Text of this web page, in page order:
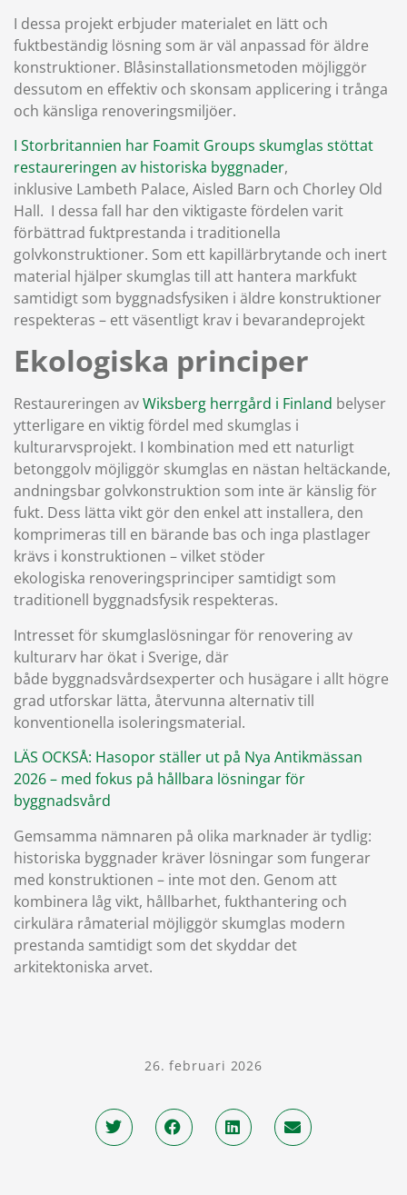
I dessa projekt erbjuder materialet en lätt och
fuktbeständig lösning som är väl anpassad för äldre
konstruktioner. Blåsinstallationsmetoden möjliggör
dessutom en effektiv och skonsam applicering i trånga
och känsliga renoveringsmiljöer.
I Storbritannien har Foamit Groups skumglas stöttat
restaureringen av historiska byggnader,
inklusive Lambeth Palace, Aisled Barn och Chorley Old
Hall. I dessa fall har den viktigaste fördelen varit
förbättrad fuktprestanda i traditionella
golvkonstruktioner. Som ett kapillärbrytande och inert
material hjälper skumglas till att hantera markfukt
samtidigt som byggnadsfysiken i äldre konstruktioner
respekteras – ett väsentligt krav i bevarandeprojekt
Ekologiska principer
Restaureringen avWiksberg herrgård i Finland belyser
ytterligare en viktig fördel med skumglas i
kulturarvsprojekt. I kombination med ett naturligt
betonggolv möjliggör skumglas en nästan heltäckande,
andningsbar golvkonstruktion som inte är känslig för
fukt. Dess lätta vikt gör den enkel att installera, den
komprimeras till en bärande bas och inga plastlager
krävs i konstruktionen – vilket stöder
ekologiska renoveringsprinciper samtidigt som
traditionell byggnadsfysik respekteras.
Intresset för skumglaslösningar för renovering av
kulturarv har ökat i Sverige, där
både byggnadsvårdsexperter och husägare i allt högre
grad utforskar lätta, återvunna alternativ till
konventionella isoleringsmaterial.
LÄS OCKSÅ: Hasopor ställer ut på Nya Antikmässan
2026 – med fokus på hållbara lösningar för
byggnadsvård
Gemsamma nämnaren på olika marknader är tydlig:
historiska byggnader kräver lösningar som fungerar
med konstruktionen – inte mot den. Genom att
kombinera låg vikt, hållbarhet, fukthantering och
cirkulära råmaterial möjliggör skumglas modern
prestanda samtidigt som det skyddar det
arkitektoniska arvet.
26. februari 2026